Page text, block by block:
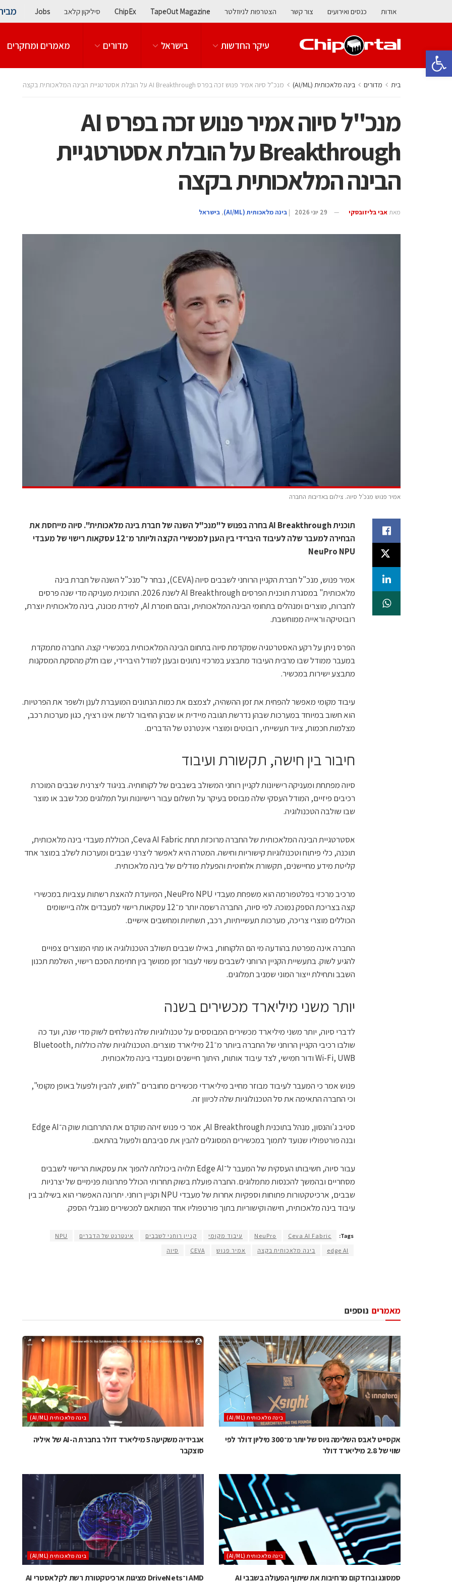
פתח סרגל נגישות
אודות כנסים ואירועים צור קשר הצטרפות לניוזלטר TapeOut Magazine
ChipEx סיליקון קלאב Jobs
עיקר החדשות בישראל מדורים מאמרים ומחקרים
בית מדורים בינה מלאכותית (AI/ML) מנכ"ל סיוה אמיר פנוש זכה בפרס AI Breakthrough על הובלת אסטרטגיית הבינה המלאכותית בקצה
מנכ"ל סיוה אמיר פנוש זכה בפרס AI
Breakthrough על הובלת אסטרטגיית
הבינה המלאכותית בקצה
מאת אבי בליזובסקי 29 יוני 2026 | בינה מלאכותית (AI/ML) , בישראל
אמיר פנוש מנכ'ל סיוה. צילום באדיבות החברה
תוכנית AI Breakthrough בחרה בפנוש ל"מנכ"ל השנה של חברת בינה מלאכותית". סיוה מייחסת את
הבחירה למעבר שלה לעיבוד היברידי בין הענן למכשירי הקצה וליותר מ־12 עסקאות רישוי של מעבדי
NeuPro NPU
אמיר פנוש, מנכ"ל חברת הקניין הרוחני לשבבים סיוה (CEVA), נבחר ל"מנכ"ל השנה של חברת בינה
מלאכותית" במסגרת תוכנית הפרסים AI Breakthrough לשנת 2026. התוכנית מעניקה מדי שנה פרסים
לחברות, מוצרים ומנהלים בתחומי הבינה המלאכותית, ובהם חומרת AI, למידת מכונה, בינה מלאכותית יוצרת,
רובוטיקה וראייה ממוחשבת.
הפרס ניתן על רקע האסטרטגיה שמקדמת סיוה בתחום הבינה המלאכותית במכשירי קצה. החברה מתמקדת
במעבר ממודל שבו מרבית העיבוד מתבצע במרכזי נתונים ובענן למודל היברידי, שבו חלק מהסקת המסקנות
מתבצע ישירות במכשיר.
עיבוד מקומי מאפשר להפחית את זמן ההשהיה, לצמצם את כמות הנתונים המועברת לענן ולשפר את הפרטיות.
הוא חשוב במיוחד במערכות שבהן נדרשת תגובה מיידית או שבהן החיבור לרשת אינו רציף, כגון מערכות רכב,
מצלמות חכמות, ציוד תעשייתי, רובוטים ומוצרי אינטרנט של הדברים.
חיבור בין חישה, תקשורת ועיבוד
סיוה מפתחת ומעניקה רישיונות לקניין רוחני המשולב בשבבים של לקוחותיה. בניגוד ליצרנית שבבים המוכרת
רכיבים פיזיים, המודל העסקי שלה מבוסס בעיקר על תשלום עבור רישיונות ועל תמלוגים מכל שבב או מוצר
שבו שולבה הטכנולוגיה.
אסטרטגיית הבינה המלאכותית של החברה מרוכזת תחת Ceva AI Fabric, הכוללת מעבדי בינה מלאכותית,
תוכנה, כלי פיתוח וטכנולוגיות קישוריות וחישה. המטרה היא לאפשר ליצרני שבבים ומערכות לשלב במוצר אחד
קליטת מידע מחיישנים, תקשורת אלחוטית והפעלת מודלים של בינה מלאכותית.
מרכיב מרכזי בפלטפורמה הוא משפחת מעבדי NeuPro NPU, המיועדת להאצת רשתות עצביות במכשירי
קצה בצריכת הספק נמוכה. לפי סיוה, החברה רשמה יותר מ־12 עסקאות רישוי למעבדים אלה ביישומים
הכוללים מוצרי צריכה, מערכות תעשייתיות, רכב, תשתיות ומחשבים אישיים.
החברה אינה מפרטת בהודעה מי הם הלקוחות, באילו שבבים תשולב הטכנולוגיה או מתי המוצרים צפויים
להגיע לשוק. בתעשיית הקניין הרוחני לשבבים עשוי לעבור זמן ממושך בין חתימת הסכם רישוי, השלמת תכנון
השבב ותחילת ייצור המוני שמניב תמלוגים.
יותר משני מיליארד מכשירים בשנה
לדברי סיוה, יותר משני מיליארד מכשירים המבוססים על טכנולוגיות שלה נשלחים לשוק מדי שנה, ועד כה
שולבו רכיבי הקניין הרוחני של החברה ביותר מ־21 מיליארד מוצרים. הטכנולוגיות שלה כוללות Bluetooth,
Wi-Fi, UWB ודור חמישי, לצד עיבוד אותות, היתוך חיישנים ומעבדי בינה מלאכותית.
פנוש אמר כי המעבר לעיבוד מבוזר מחייב מיליארדי מכשירים מחוברים "לחוש, להבין ולפעול באופן מקומי",
וכי החברה התאימה את סל הטכנולוגיות שלה לכיוון זה.
סטיב ג'והנסון, מנהל בתוכנית AI Breakthrough, אמר כי פנוש זיהה מוקדם את התרחבות שוק ה־Edge AI
ובנה פורטפוליו שנועד לתמוך במכשירים המסוגלים להבין את סביבתם ולפעול בהתאם.
עבור סיוה, חשיבותו העסקית של המעבר ל־Edge AI תלויה ביכולתה להפוך את עסקאות הרישוי לשבבים
מסחריים ובהמשך להכנסות מתמלוגים. החברה פועלת בשוק תחרותי הכולל פתרונות פנימיים של יצרניות
שבבים, ארכיטקטורות פתוחות וספקיות אחרות של מעבדי NPU וקניין רוחני. יתרונה האפשרי הוא בשילוב בין
עיבוד בינה מלאכותית, חישה וקישוריות בתוך פורטפוליו אחד המותאם למכשירים מוגבלי הספק.
Tags:
Ceva AI Fabric
NeuPro עיבוד מקומי קניין רוחני לשבבים אינטרנט של הדברים
NPU
edge AI
בינה מלאכותית בקצה אמיר פנוש CEVA סיוה
נוספים מאמרים
בינה מלאכותית (AI/ML)
אקסייט לאבס השלימה גיוס של יותר מ־300 מיליון דולר לפי
שווי של 2.8 מיליארד דולר
בינה מלאכותית (AI/ML)
אנבידיה משקיעה 5 מיליארד דולר בחברת ה-AI של איליה
סוצקבר
בינה מלאכותית (AI/ML)
סמסונג וברודקום מרחיבות את שיתוף הפעולה בשבבי AI
בינה מלאכותית (AI/ML)
AMD ו־DriveNets מציגות ארכיטקטורת רשת לקלאסטרי AI